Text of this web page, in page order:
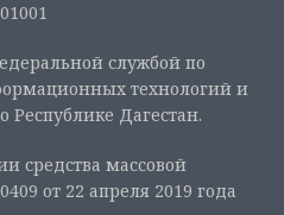
службой по
технологий и
Дагестан.
средства массовой
от 22 апреля 2019 года